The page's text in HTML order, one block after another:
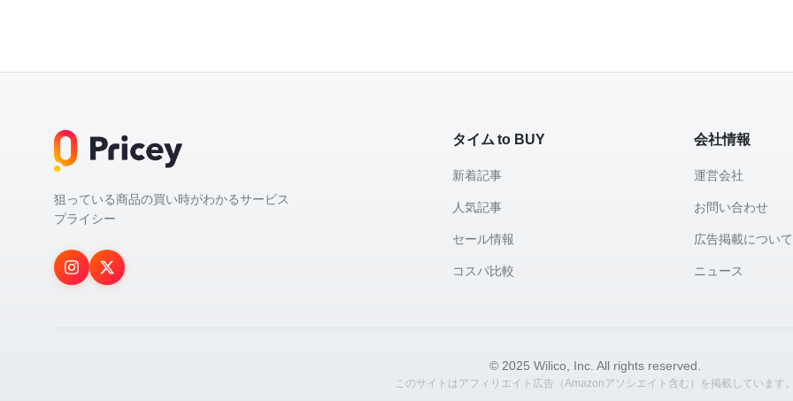
狙っている商品の買い時がわかるサービス
プライシー
タイム to BUY
新着記事
人気記事
セール情報
コスパ比較
会社情報
運営会社
お問い合わせ
広告掲載について
ニュース
© 2025 Wilico, Inc. All rights reserved.
このサイトはアフィリエイト広告（Amazonアソシエイト含む）を掲載しています